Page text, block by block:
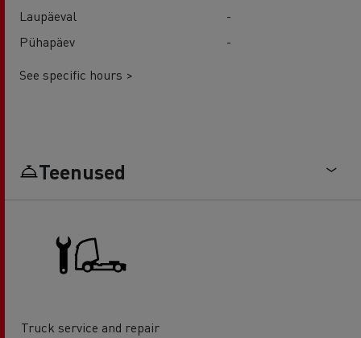
Laupäeval
-
Pühapäev
-
See specific hours >
Teenused
Truck service and repair